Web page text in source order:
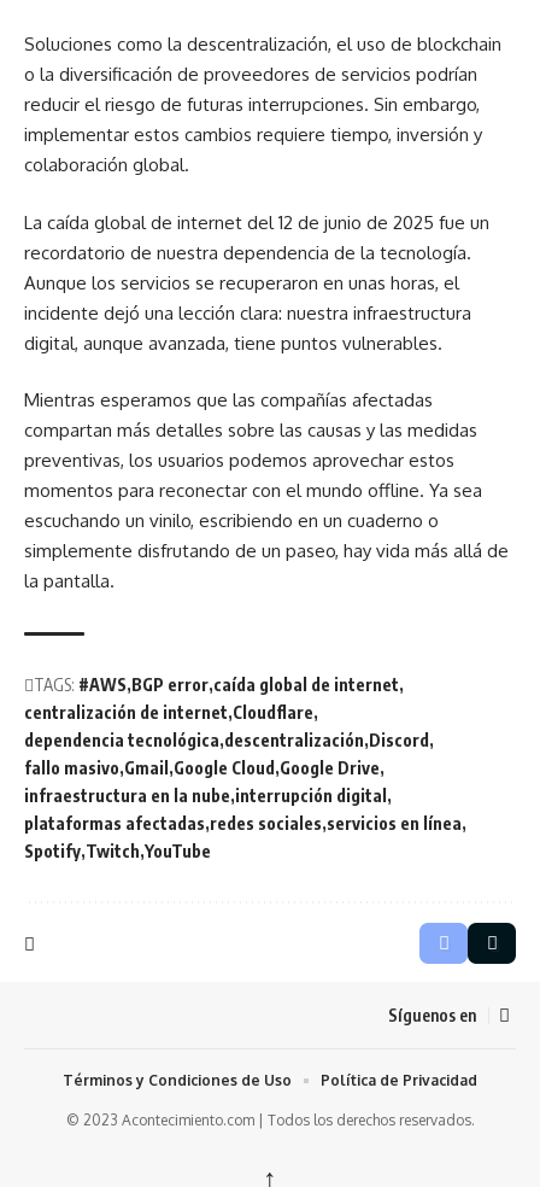
Soluciones como la descentralización, el uso de blockchain
o la diversificación de proveedores de servicios podrían
reducir el riesgo de futuras interrupciones. Sin embargo,
implementar estos cambios requiere tiempo, inversión y
colaboración global.
La caída global de internet del 12 de junio de 2025 fue un
recordatorio de nuestra dependencia de la tecnología.
Aunque los servicios se recuperaron en unas horas, el
incidente dejó una lección clara: nuestra infraestructura
digital, aunque avanzada, tiene puntos vulnerables.
Mientras esperamos que las compañías afectadas
compartan más detalles sobre las causas y las medidas
preventivas, los usuarios podemos aprovechar estos
momentos para reconectar con el mundo offline. Ya sea
escuchando un vinilo, escribiendo en un cuaderno o
simplemente disfrutando de un paseo, hay vida más allá de
la pantalla.
TAGS: #AWS BGP error caída global de internet
centralización de internet Cloudflare
dependencia tecnológica descentralización Discord
fallo masivo Gmail Google Cloud Google Drive
infraestructura en la nube interrupción digital
plataformas afectadas redes sociales servicios en línea
Spotify Twitch YouTube
Síguenos en
© 2023 Acontecimiento.com | Todos los derechos reservados.
Términos y Condiciones de Uso Política de Privacidad
↑